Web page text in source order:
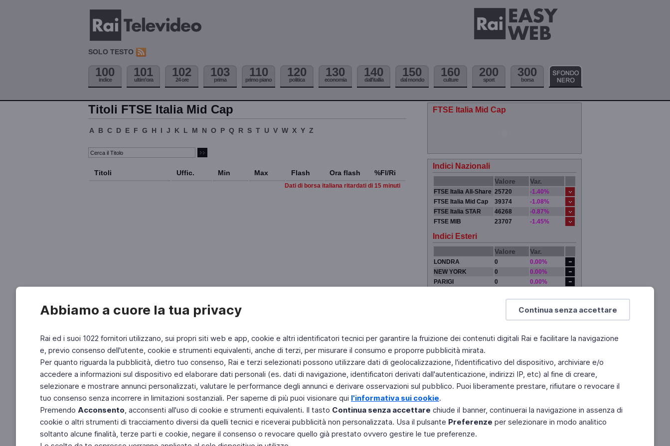
Continua senza accettare
Abbiamo a cuore la tua privacy
Rai ed i suoi 1022 fornitori utilizzano, sui propri siti web e app, cookie e altri identificatori tecnici per garantire la fruizione dei contenuti digitali Rai e facilitare la navigazione
e, previo consenso dell'utente, cookie e strumenti equivalenti, anche di terzi, per misurare il consumo e proporre pubblicità mirata.
Per quanto riguarda la pubblicità, dietro tuo consenso, Rai e terzi selezionati possono utilizzare dati di geolocalizzazione, l'identificativo del dispositivo, archiviare e/o
accedere a informazioni sul dispositivo ed elaborare dati personali (es. dati di navigazione, identificatori derivati dall'autenticazione, indirizzi IP, etc) al fine di creare,
selezionare e mostrare annunci personalizzati, valutare le performance degli annunci e derivare osservazioni sul pubblico. Puoi liberamente prestare, rifiutare o revocare il
tuo consenso senza incorrere in limitazioni sostanziali. Per saperne di più puoi visionare qui l'informativa sui cookie.
Premendo Acconsento, acconsenti all'uso di cookie e strumenti equivalenti. Il tasto Continua senza accettare chiude il banner, continuerai la navigazione in assenza di
cookie o altri strumenti di tracciamento diversi da quelli tecnici e riceverai pubblicità non personalizzata. Usa il pulsante Preferenze per selezionare in modo analitico
soltanto alcune finalità, terze parti e cookie, negare il consenso o revocare quello già prestato ovvero gestire le tue preferenze.
SOLO TESTO
100
indice
101
ultim'ora
102
24 ore
103
prima
110
primo piano
120
politica
130
economia
140
dall'itallia
150
dal mondo
160
culture
200
sport
300
borsa
Titoli FTSE Italia Mid Cap
A B C D E F G H I J K L M N O P Q R S T U V W X Y Z
Titoli Uffic. Min Max Flash Ora flash %Fl/Ri
Dati di borsa italiana ritardati di 15 minuti
FTSE Italia Mid Cap
Indici Nazionali
Valore Var.
FTSE Italia All-Share 25720
-1.40%
FTSE Italia Mid Cap
39374
-1.08%
FTSE Italia STAR
46268
-0.87%
FTSE MIB
23707 -1.45%
Indici Esteri
Valore Var.
LONDRA 0
0.00%
NEW YORK
0
0.00%
PARIGI
0
0.00%
Fai di Televideo la tua Home Page Chi Siamo
Copyright © 2011 Rai - Tutti i diritti riservati
Engineered by RAI - Reti e Piattaforme